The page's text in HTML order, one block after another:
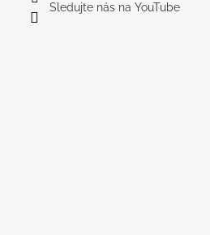
Sledujte nás na YouTube